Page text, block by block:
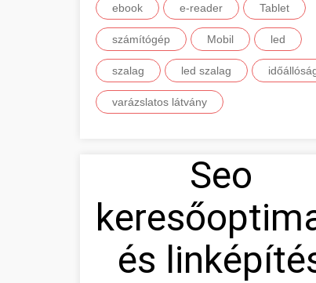
ebook e-reader Tablet
számítógép Mobil led
szalag led szalag
varázslatos látvány
Seo
és